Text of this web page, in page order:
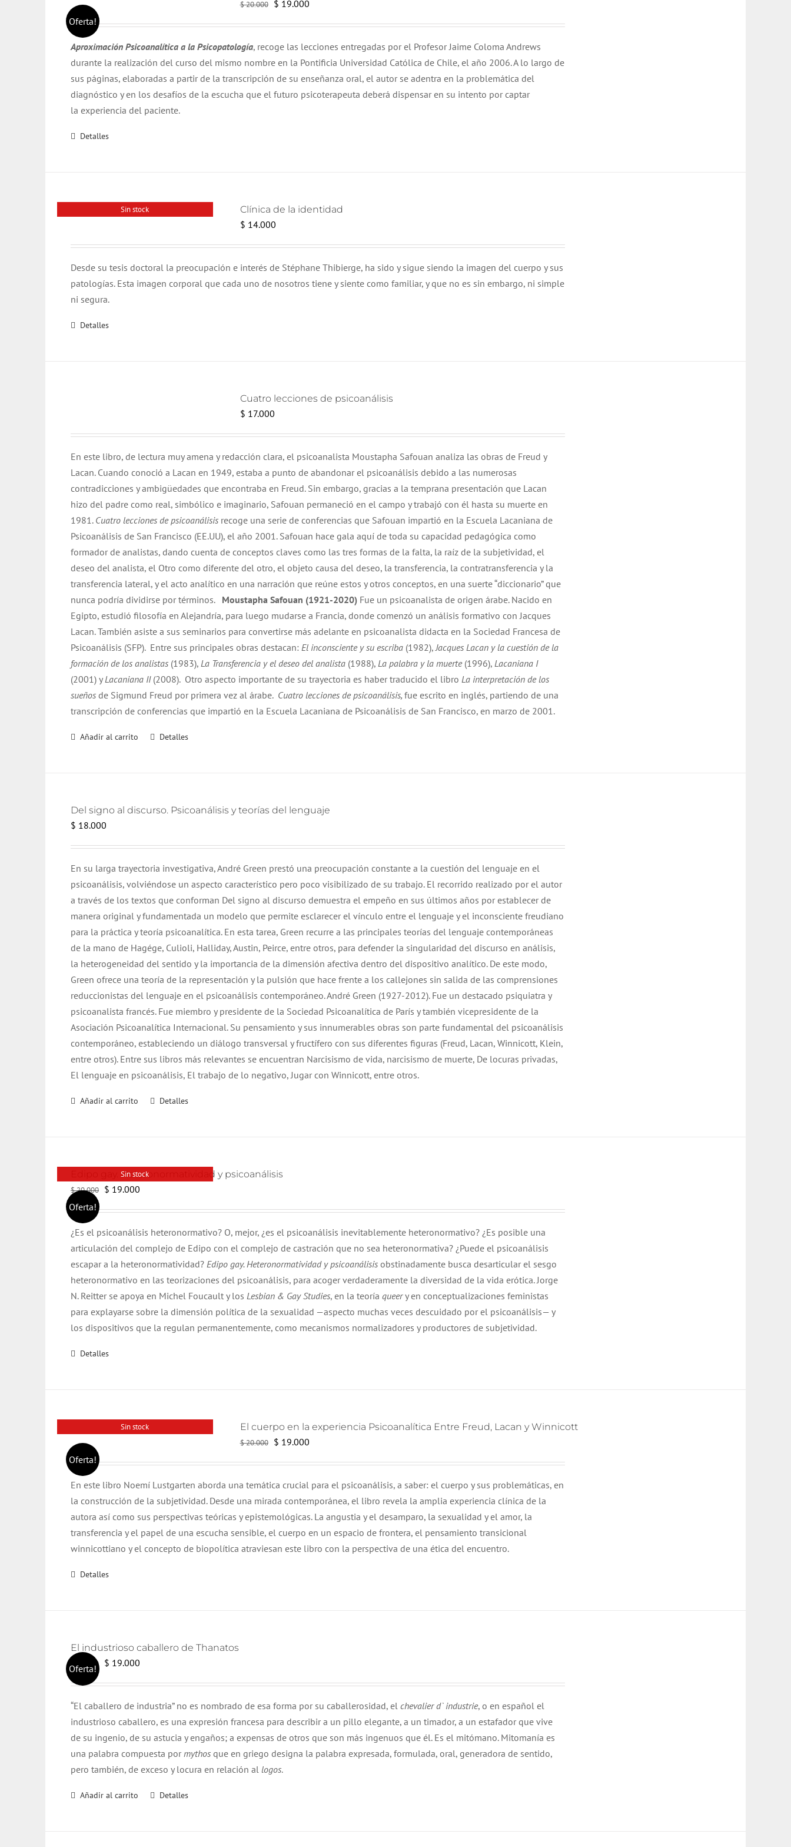
Oferta!
$20.000
El
era:
$ 20.000.
$ 19.000El
es:
$ 19.000.
Aproximación Psicoanalítica a la Psicopatología, recoge las lecciones entregadas por el Profesor Jaime Coloma Andrews
durante la realización del curso del mismo nombre en la Pontificia Universidad Católica de Chile, el año 2006. A lo largo de
sus páginas, elaboradas a partir de la transcripción de su enseñanza oral, el autor se adentra en la problemática del
diagnóstico y en los desafíos de la escucha que el futuro psicoterapeuta deberá dispensar en su intento por captar
la experiencia del paciente.
Detalles
Sin stock Clínica de la identidad
$ 14.000
Desde su tesis doctoral la preocupación e interés de Stéphane Thibierge, ha sido y sigue siendo la imagen del cuerpo y sus
patologías. Esta imagen corporal que cada uno de nosotros tiene y siente como familiar, y que no es sin embargo, ni simple
ni segura.
Detalles
Cuatro lecciones de psicoanálisis
$ 17.000
En este libro, de lectura muy amena y redacción clara, el psicoanalista Moustapha Safouan analiza las obras de Freud y
Lacan. Cuando conoció a Lacan en 1949, estaba a punto de abandonar el psicoanálisis debido a las numerosas
contradicciones y ambigüedades que encontraba en Freud. Sin embargo, gracias a la temprana presentación que Lacan
hizo del padre como real, simbólico e imaginario, Safouan permaneció en el campo y trabajó con él hasta su muerte en
1981. Cuatro lecciones de psicoanálisis recoge una serie de conferencias que Safouan impartió en la Escuela Lacaniana de
Psicoanálisis de San Francisco (EE.UU), el año 2001. Safouan hace gala aquí de toda su capacidad pedagógica como
formador de analistas, dando cuenta de conceptos claves como las tres formas de la falta, la raíz de la subjetividad, el
deseo del analista, el Otro como diferente del otro, el objeto causa del deseo, la transferencia, la contratransferencia y la
transferencia lateral, y el acto analítico en una narración que reúne estos y otros conceptos, en una suerte “diccionario” que
nunca podría dividirse por términos. Moustapha Safouan (1921-2020) Fue un psicoanalista de origen árabe. Nacido en
Egipto, estudió filosofía en Alejandría, para luego mudarse a Francia, donde comenzó un análisis formativo con Jacques
Lacan. También asiste a sus seminarios para convertirse más adelante en psicoanalista didacta en la Sociedad Francesa de
Psicoanálisis (SFP). Entre sus principales obras destacan: El inconsciente y su escriba (1982),Jacques Lacan y la cuestión de la
formación de los analistas (1983), La Transferencia y el deseo del analista (1988), La palabra y la muerte (1996), Lacaniana I
(2001) yLacaniana II (2008). Otro aspecto importante de su trayectoria es haber traducido el libro La interpretación de los
sueños de Sigmund Freud por primera vez al árabe. Cuatro lecciones de psicoanálisis, fue escrito en inglés, partiendo de una
transcripción de conferencias que impartió en la Escuela Lacaniana de Psicoanálisis de San Francisco, en marzo de 2001.
Añadir al carrito Detalles
Del signo al discurso. Psicoanálisis y teorías del lenguaje
$ 18.000
En su larga trayectoria investigativa, André Green prestó una preocupación constante a la cuestión del lenguaje en el
psicoanálisis, volviéndose un aspecto característico pero poco visibilizado de su trabajo. El recorrido realizado por el autor
a través de los textos que conforman Del signo al discurso demuestra el empeño en sus últimos años por establecer de
manera original y fundamentada un modelo que permite esclarecer el vínculo entre el lenguaje y el inconsciente freudiano
para la práctica y teoría psicoanalítica. En esta tarea, Green recurre a las principales teorías del lenguaje contemporáneas
de la mano de Hagége, Culioli, Halliday, Austin, Peirce, entre otros, para defender la singularidad del discurso en análisis,
la heterogeneidad del sentido y la importancia de la dimensión afectiva dentro del dispositivo analítico. De este modo,
Green ofrece una teoría de la representación y la pulsión que hace frente a los callejones sin salida de las comprensiones
reduccionistas del lenguaje en el psicoanálisis contemporáneo. André Green (1927-2012). Fue un destacado psiquiatra y
psicoanalista francés. Fue miembro y presidente de la Sociedad Psicoanalítica de París y también vicepresidente de la
Asociación Psicoanalítica Internacional. Su pensamiento y sus innumerables obras son parte fundamental del psicoanálisis
contemporáneo, estableciendo un diálogo transversal y fructífero con sus diferentes figuras (Freud, Lacan, Winnicott, Klein,
entre otros). Entre sus libros más relevantes se encuentran Narcisismo de vida, narcisismo de muerte, De locuras privadas,
El lenguaje en psicoanálisis, El trabajo de lo negativo, Jugar con Winnicott, entre otros.
Añadir al carrito Detalles
Sin stock
Oferta!
Edipo gay. Heteronormatividad y psicoanálisis
$20.000 El
era:
$ 20.000.
$ 19.000
es:
$ 19.000.
¿Es el psicoanálisis heteronormativo? O, mejor, ¿es el psicoanálisis inevitablemente heteronormativo? ¿Es posible una
articulación del complejo de Edipo con el complejo de castración que no sea heteronormativa? ¿Puede el psicoanálisis
escapar a la heteronormatividad? Edipo gay. Heteronormatividad y psicoanálisis obstinadamente busca desarticular el sesgo
heteronormativo en las teorizaciones del psicoanálisis, para acoger verdaderamente la diversidad de la vida erótica. Jorge
N. Reitter se apoya en Michel Foucault y los Lesbian & Gay Studies, en la teoría queery en conceptualizaciones feministas
para explayarse sobre la dimensión política de la sexualidad —aspecto muchas veces descuidado por el psicoanálisis— y
los dispositivos que la regulan permanentemente, como mecanismos normalizadores y productores de subjetividad.
Detalles
Sin stock
Oferta!
El cuerpo en la experiencia Psicoanalítica Entre Freud, Lacan y Winnicott
$20.000
El
era:
$ 20.000.
$ 19.000El
es:
$ 19.000.
En este libro Noemí Lustgarten aborda una temática crucial para el psicoanálisis, a saber: el cuerpo y sus problemáticas, en
la construcción de la subjetividad. Desde una mirada contemporánea, el libro revela la amplia experiencia clínica de la
autora así como sus perspectivas teóricas y epistemológicas.La angustia y el desamparo, la sexualidad y el amor, la
transferencia y el papel de una escucha sensible, el cuerpo en un espacio de frontera, el pensamiento transicional
winnicottiano y el concepto de biopolítica atraviesan este libro con la perspectiva de una ética del encuentro.
Detalles
Oferta!
El industrioso caballero de Thanatos
$ 20.000 El
era:
$ 20.000.
$ 19.000
es:
$ 19.000.
“El caballero de industria” no es nombrado de esa forma por su caballerosidad, el chevalier d` industrie, o en español el
industrioso caballero, es una expresión francesa para describir a un pillo elegante, a un timador, a un estafador que vive
de su ingenio, de su astucia y engaños; a expensas de otros que son más ingenuos que él. Es el mitómano. Mitomanía es
una palabra compuesta por mythos que en griego designa la palabra expresada, formulada, oral, generadora de sentido,
pero también, de exceso y locura en relación al logos.
Añadir al carrito Detalles